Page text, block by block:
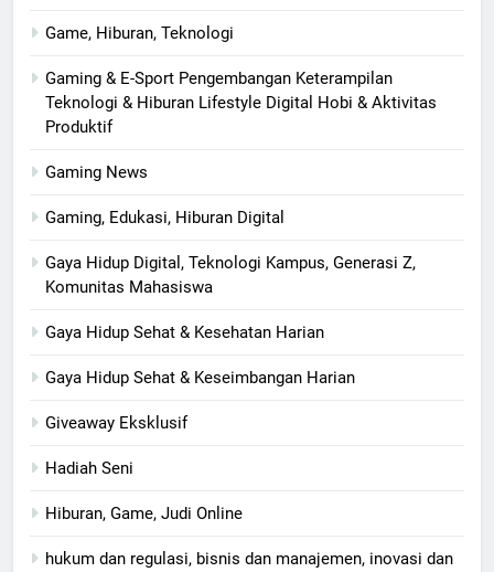
Game, Hiburan, Teknologi
Gaming & E-Sport Pengembangan Keterampilan
Teknologi & Hiburan Lifestyle Digital Hobi & Aktivitas
Produktif
Gaming News
Gaming, Edukasi, Hiburan Digital
Gaya Hidup Digital, Teknologi Kampus, Generasi Z,
Komunitas Mahasiswa
Gaya Hidup Sehat & Kesehatan Harian
Gaya Hidup Sehat & Keseimbangan Harian
Giveaway Eksklusif
Hadiah Seni
Hiburan, Game, Judi Online
hukum dan regulasi, bisnis dan manajemen, inovasi dan